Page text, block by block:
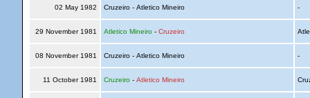
02 May 1982 Cruzeiro - Atletico Mineiro -
29 November 1981 Atletico Mineiro- Cruzeiro
08 November 1981 Cruzeiro - Atletico Mineiro -
11 October 1981 Cruzeiro- Atletico Mineiro